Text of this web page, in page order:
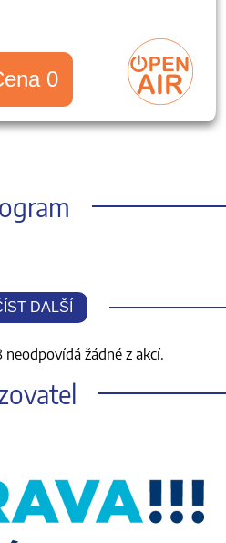
0
DALŠÍ
žádné z akcí.